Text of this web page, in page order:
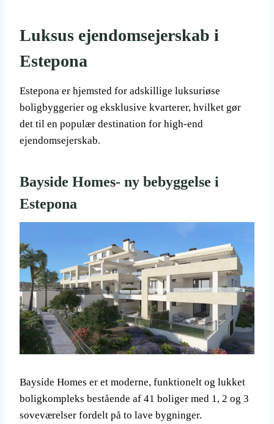
Luksus ejendomsejerskab i
Estepona
Estepona er hjemsted for adskillige luksuriøse
boligbyggerier og eksklusive kvarterer, hvilket gør
det til en populær destination for high-end
ejendomsejerskab.
Bayside Homes- ny bebyggelse i
Estepona
Bayside Homes er et moderne, funktionelt og lukket
boligkompleks bestående af 41 boliger med 1, 2 og 3
soveværelser fordelt på to lave bygninger.